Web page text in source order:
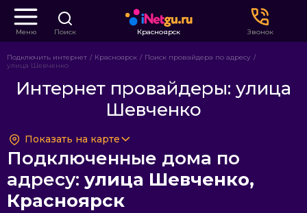
Меню Поиск Красноярск Звонок
Подключить интернет Красноярск
Поиск провайдера по адресу
улица Шевченко
Интернет провайдеры: улица
Шевченко
Показать на карте
Подключенные дома по
адресу: улица Шевченко,
Красноярск